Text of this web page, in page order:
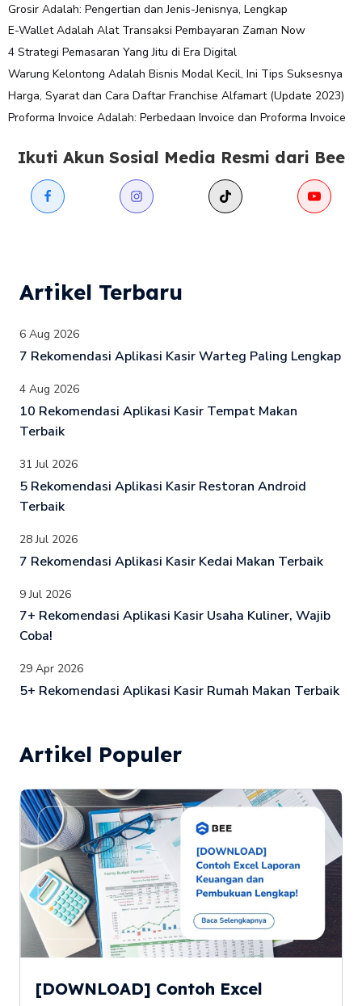
Grosir Adalah: Pengertian dan Jenis-Jenisnya, Lengkap
E-Wallet Adalah Alat Transaksi Pembayaran Zaman Now
4 Strategi Pemasaran Yang Jitu di Era Digital
Warung Kelontong Adalah Bisnis Modal Kecil, Ini Tips Suksesnya
Harga, Syarat dan Cara Daftar Franchise Alfamart (Update 2023)
Proforma Invoice Adalah: Perbedaan Invoice dan Proforma Invoice
Ikuti Akun Sosial Media Resmi dari Bee
Artikel Terbaru
6 Aug 2026
7 Rekomendasi Aplikasi Kasir Warteg Paling Lengkap
4 Aug 2026
10 Rekomendasi Aplikasi Kasir Tempat Makan
Terbaik
31 Jul 2026
5 Rekomendasi Aplikasi Kasir Restoran Android
Terbaik
28 Jul 2026
7 Rekomendasi Aplikasi Kasir Kedai Makan Terbaik
9 Jul 2026
7+ Rekomendasi Aplikasi Kasir Usaha Kuliner, Wajib
Coba!
29 Apr 2026
5+ Rekomendasi Aplikasi Kasir Rumah Makan Terbaik
Artikel Populer
[DOWNLOAD] Contoh Excel